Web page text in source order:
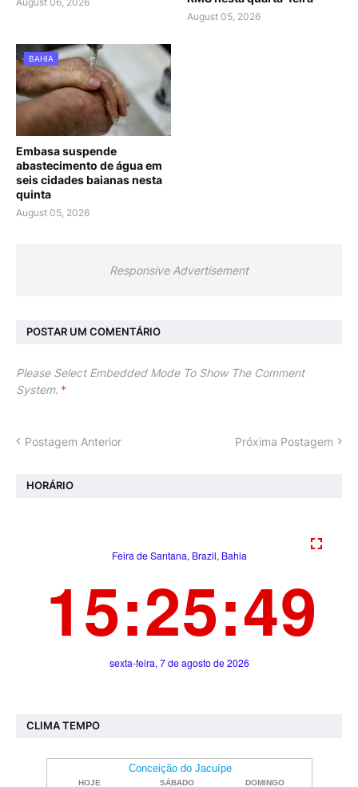
August 05, 2026
BAHIA
Embasa suspende
abastecimento de água em
seis cidades baianas nesta
quinta
August 05, 2026
Responsive Advertisement
POSTAR UM COMENTÁRIO
Please Select Embedded Mode To Show The Comment
System. *
Postagem Anterior Próxima Postagem
HORÁRIO
CLIMA TEMPO